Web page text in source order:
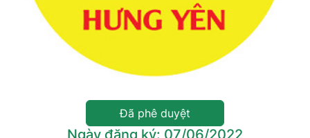
Đã phê duyệt
Ngày đăng ký: 07/06/2022